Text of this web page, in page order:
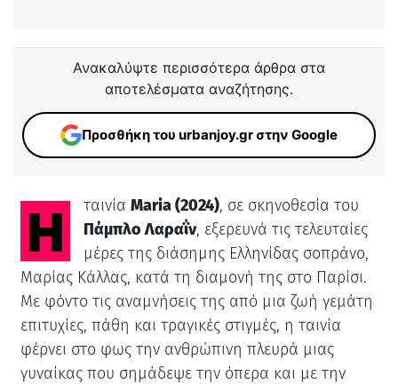
Ανακαλύψτε περισσότερα άρθρα στα
αποτελέσματα αναζήτησης.
Προσθήκη του urbanjoy.gr στην Google
Η ταινία Maria (2024), σε σκηνοθεσία του
Πάμπλο Λαραΐν, εξερευνά τις τελευταίες
μέρες της διάσημης Ελληνίδας σοπράνο,
Μαρίας Κάλλας, κατά τη διαμονή της στο Παρίσι.
Με φόντο τις αναμνήσεις της από μια ζωή γεμάτη
επιτυχίες, πάθη και τραγικές στιγμές, η ταινία
φέρνει στο φως την ανθρώπινη πλευρά μιας
γυναίκας που σημάδεψε την όπερα και με την